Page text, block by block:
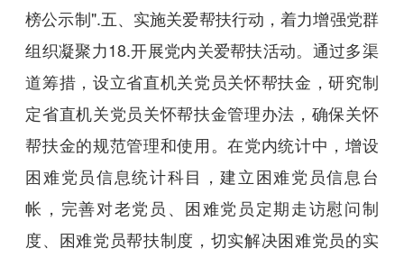
榜公示制".五、实施关爱帮扶行动，着力增强党群
组织凝聚力18.开展党内关爱帮扶活动。通过多渠
道筹措，设立省直机关党员关怀帮扶金，研究制
定省直机关党员关怀帮扶金管理办法，确保关怀
帮扶金的规范管理和使用。在党内统计中，增设
困难党员信息统计科目，建立困难党员信息台
帐，完善对老党员、困难党员定期走访慰问制
度、困难党员帮扶制度，切实解决困难党员的实